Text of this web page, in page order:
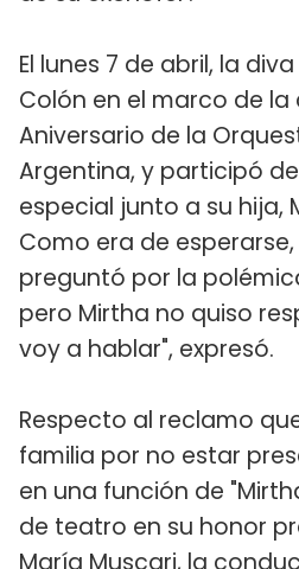
El lunes 7 de abril, la
Colón en el marco de la
Aniversario de la
Argentina, y participó
especial junto a su hija,
Como era de
preguntó por la
pero Mirtha no quiso
voy a hablar", expresó.
Respecto al reclamo
familia por no estar
en una función de
de teatro en su honor
María Muscari, la